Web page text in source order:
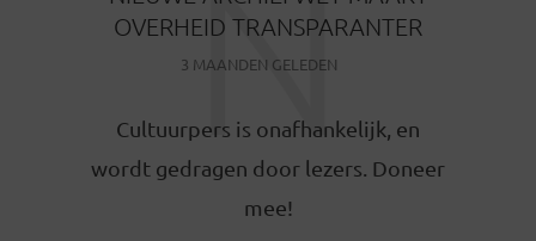
OVERHEID TRANSPARANTER
3 MAANDEN GELEDEN
N
Cultuurpers is onafhankelijk, en
wordt gedragen door lezers. Doneer
mee!